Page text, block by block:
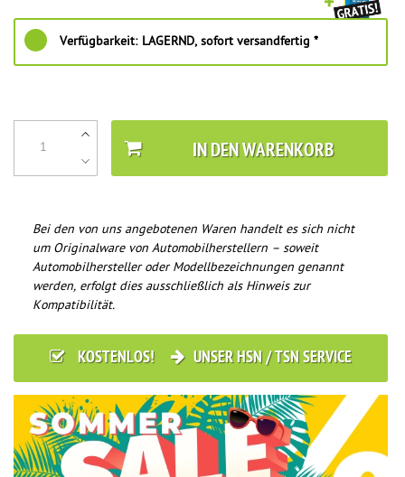
Verfügbarkeit: LAGERND, sofort versandfertig *
IN DEN WARENKORB
Bei den von uns angebotenen Waren handelt es sich nicht
um Originalware von Automobilherstellern – soweit
Automobilhersteller oder Modellbezeichnungen genannt
werden, erfolgt dies ausschließlich als Hinweis zur
Kompatibilität.
KOSTENLOS! UNSER HSN / TSN SERVICE